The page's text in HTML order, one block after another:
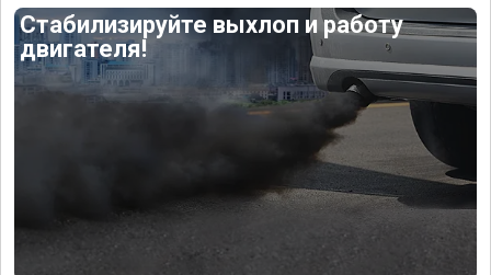
Стабилизируйте выхлоп и работу
двигателя!